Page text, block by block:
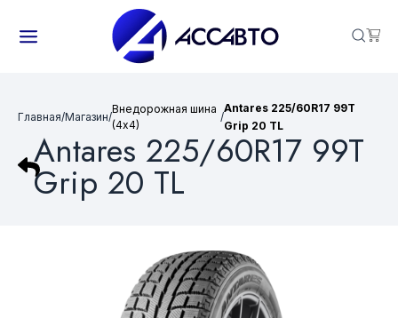
Главная/Магазин/
Внедорожная шина
(4х4)
/
Antares 225/60R17 99T
Grip 20 TL
Antares 225/60R17 99T
Grip 20 TL